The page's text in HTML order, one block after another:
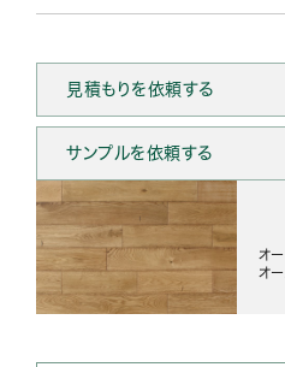
見積もりを依頼する
サンプルを依頼する
オ
オ